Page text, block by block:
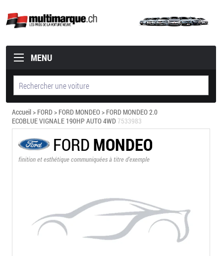
MENU
Accueil> FORD> FORD MONDEO> FORD MONDEO 2.0
ECOBLUE VIGNALE 190HP AUTO 4WD7533983
FORD MONDEO
finition et esthétique communiquées à titre d’exemple